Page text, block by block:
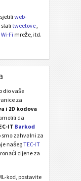
web-
, slali tweetove
Wi-Fi mreže, itd.
dio vaše
za
i 2D kodova
da
IT Barkod
zahvalni za
našegTEC-IT
cijene za
kod, postavite